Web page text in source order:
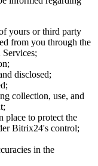
yours or third party
from you through the
disclosed;
collection, use, and
place to protect the
Bitrix24's control;
in the